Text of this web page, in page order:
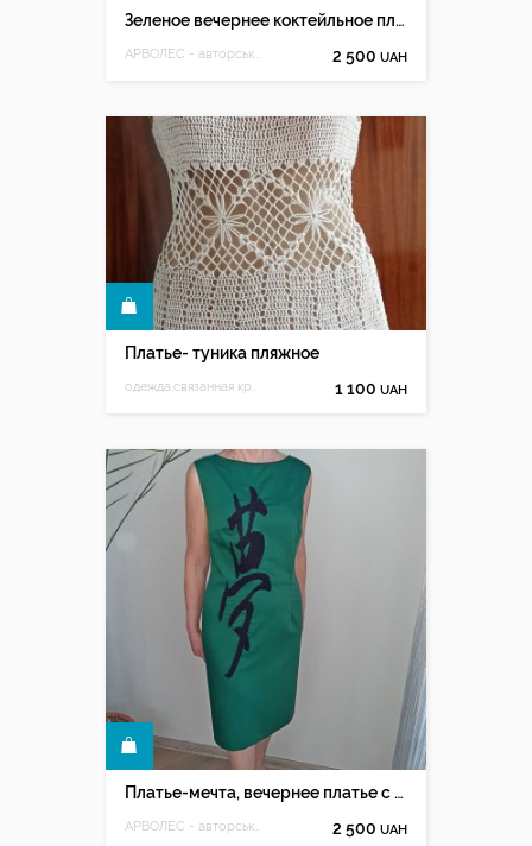
Зеленое вечернее коктейльное платье с ручной вышивкой
АРВОЛЕС - авторська ручна вишивка Олесі Мацюк 2 500 UAH
Платье- туника пляжное
одежда,связанная крючком для вас 1 100 UAH
Платье-мечта, вечернее платье с ручной вышивкой
АРВОЛЕС - авторська ручна вишивка Олесі Мацюк 2 500 UAH